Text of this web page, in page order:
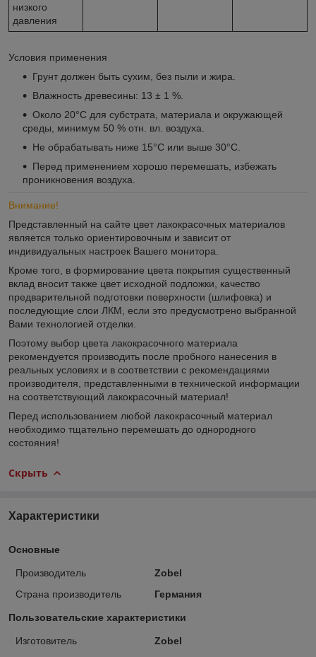
низкого
давления
Условия применения
Грунт должен быть сухим, без пыли и жира.
Влажность древесины: 13 ± 1 %.
Около 20°С для субстрата, материала и окружающей
среды, минимум 50 % отн. вл. воздуха.
Не обрабатывать ниже 15°С или выше 30°С.
Перед применением хорошо перемешать, избежать
проникновения воздуха.
Внимание!
Представленный на сайте цвет лакокрасочных материалов
является только ориентировочным и зависит от
индивидуальных настроек Вашего монитора.
Кроме того, в формирование цвета покрытия существенный
вклад вносит также цвет исходной подложки, качество
предварительной подготовки поверхности (шлифовка) и
последующие слои ЛКМ, если это предусмотрено выбранной
Вами технологией отделки.
Поэтому выбор цвета лакокрасочного материала
рекомендуется производить после пробного нанесения в
реальных условиях и в соответствии с рекомендациями
производителя, представленными в технической информации
на соответствующий лакокрасочный материал!
Перед использованием любой лакокрасочный материал
необходимо тщательно перемешать до однородного
состояния!
Скрыть
Характеристики
Основные
Производитель
Zobel
Страна производитель
Германия
Пользовательские характеристики
Изготовитель
Zobel